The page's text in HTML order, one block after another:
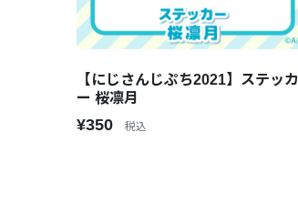
【にじさんじぷち2021】ステッカ
ー 桜凛月
¥350 税込